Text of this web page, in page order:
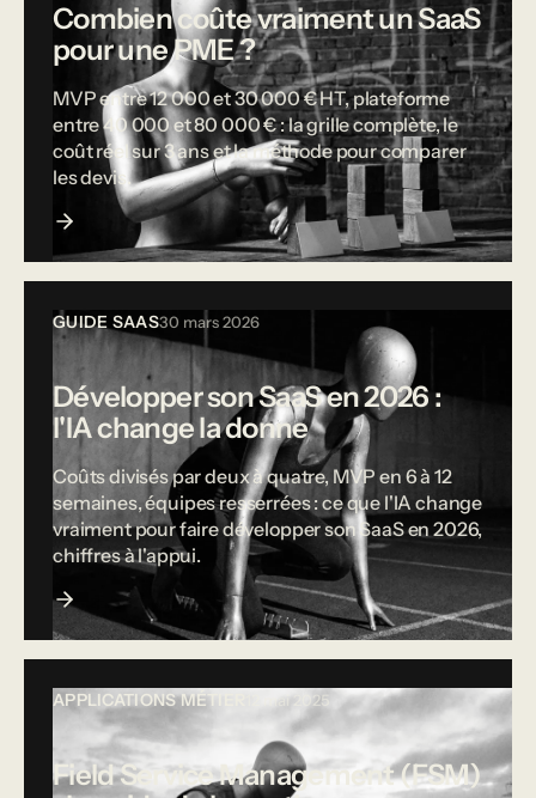
Combien coûte vraiment un SaaS
pour une PME ?
MVP entre 12 000 et 30 000 € HT, plateforme
entre 40 000 et 80 000 € : la grille complète, le
coût réel sur 3 ans et la méthode pour comparer
les devis.
GUIDE SAAS30 mars 2026
Développer son SaaS en 2026 :
l'IA change la donne
Coûts divisés par deux à quatre, MVP en 6 à 12
semaines, équipes resserrées : ce que l'IA change
vraiment pour faire développer son SaaS en 2026,
chiffres à l'appui.
APPLICATIONS MÉTIER 12 mai 2025
Field Service Management (FSM)